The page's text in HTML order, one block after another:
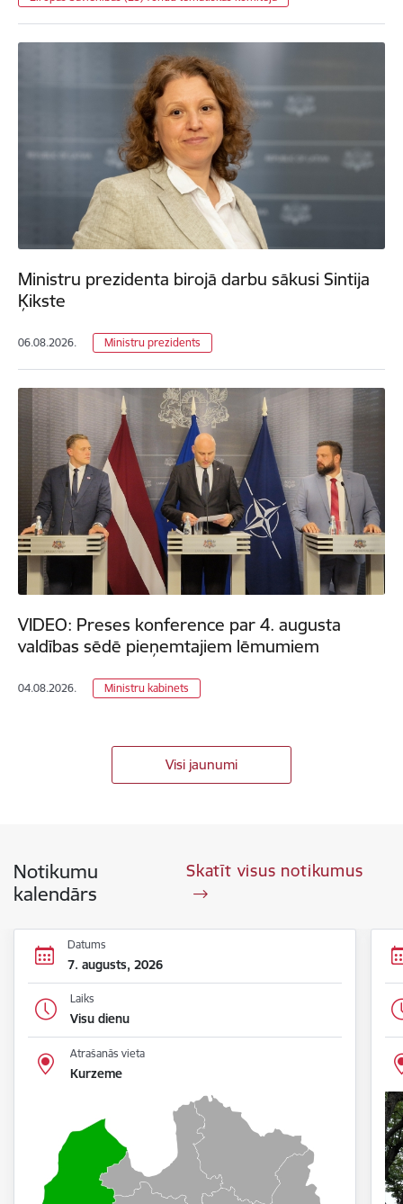
Ministru prezidenta birojā darbu sākusi Sintija
Ķikste
06.08.2026. Ministru prezidents
VIDEO: Preses konference par 4. augusta
valdības sēdē pieņemtajiem lēmumiem
04.08.2026. Ministru kabinets
Visi jaunumi
Notikumu
kalendārs
Skatīt visus notikumus
Datums
7. augusts, 2026
Laiks
Visu dienu
Atrašanās vieta
Kurzeme